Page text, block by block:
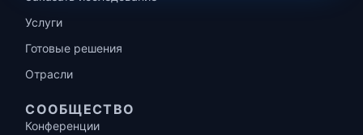
Услуги
Готовые решения
Отрасли
СООБЩЕСТВО
Конференции